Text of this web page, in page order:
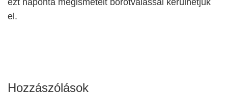
el.
Hozzászólások